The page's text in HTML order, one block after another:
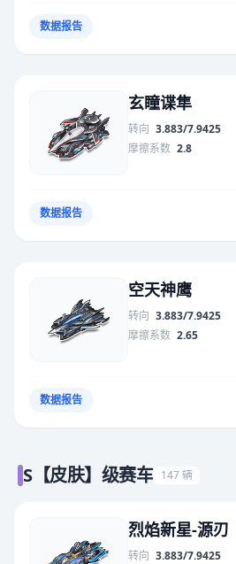
数据报告
玄瞳谍隼
转向 3.883/7.9425
摩擦系数 2.8
数据报告
空天神鹰
转向 3.883/7.9425
摩擦系数 2.65
数据报告
S【皮肤】级赛车 147 辆
烈焰新星-源刃
转向 3.883/7.9425